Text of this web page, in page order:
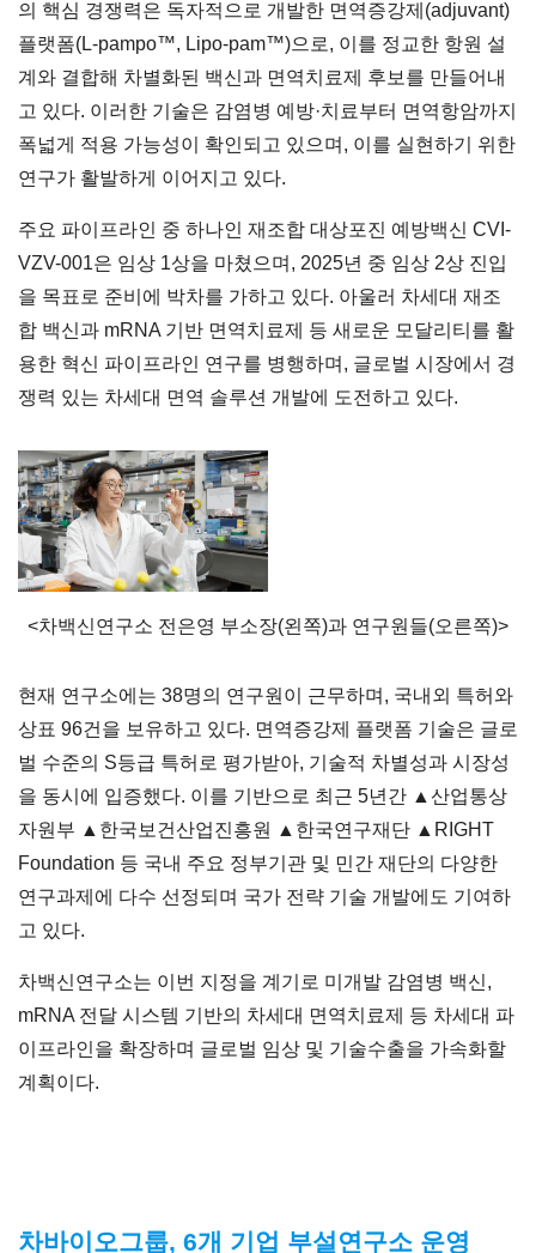
의 핵심 경쟁력은 독자적으로 개발한 면역증강제(adjuvant)
플랫폼(L-pampo™, Lipo-pam™)으로, 이를 정교한 항원 설
계와 결합해 차별화된 백신과 면역치료제 후보를 만들어내
고 있다. 이러한 기술은 감염병 예방·치료부터 면역항암까지
폭넓게 적용 가능성이 확인되고 있으며, 이를 실현하기 위한
연구가 활발하게 이어지고 있다.
주요 파이프라인 중 하나인 재조합 대상포진 예방백신 CVI-
VZV-001은 임상 1상을 마쳤으며, 2025년 중 임상 2상 진입
을 목표로 준비에 박차를 가하고 있다. 아울러 차세대 재조
합 백신과 mRNA 기반 면역치료제 등 새로운 모달리티를 활
용한 혁신 파이프라인 연구를 병행하며, 글로벌 시장에서 경
쟁력 있는 차세대 면역 솔루션 개발에 도전하고 있다.
<차백신연구소 전은영 부소장(왼쪽)과 연구원들(오른쪽)>
현재 연구소에는 38명의 연구원이 근무하며, 국내외 특허와
상표 96건을 보유하고 있다. 면역증강제 플랫폼 기술은 글로
벌 수준의 S등급 특허로 평가받아, 기술적 차별성과 시장성
을 동시에 입증했다. 이를 기반으로 최근 5년간 ▲산업통상
자원부 ▲한국보건산업진흥원 ▲한국연구재단 ▲RIGHT
Foundation 등 국내 주요 정부기관 및 민간 재단의 다양한
연구과제에 다수 선정되며 국가 전략 기술 개발에도 기여하
고 있다.
차백신연구소는 이번 지정을 계기로 미개발 감염병 백신,
mRNA 전달 시스템 기반의 차세대 면역치료제 등 차세대 파
이프라인을 확장하며 글로벌 임상 및 기술수출을 가속화할
계획이다.
차바이오그룹, 6개 기업 부설연구소 운영